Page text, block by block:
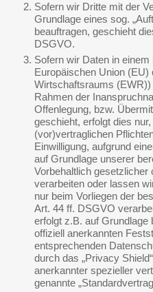
Sofern wir Dritte mit der
Grundlage eines sog.
beauftragen, geschieht
DSGVO.
Sofern wir Daten in
Europäischen Union
Wirtschaftsraums
Rahmen der
Offenlegung, bzw.
geschieht, erfolgt dies
(vor)vertraglichen
Einwilligung, aufgrund
auf Grundlage unserer
Vorbehaltlich gesetzlicher
verarbeiten oder lassen
nur beim Vorliegen der
Art. 44 ff. DSGVO
erfolgt z.B. auf Grundlage
offiziell anerkannten
entsprechenden
durch das „Privacy
anerkannter spezieller
genannte